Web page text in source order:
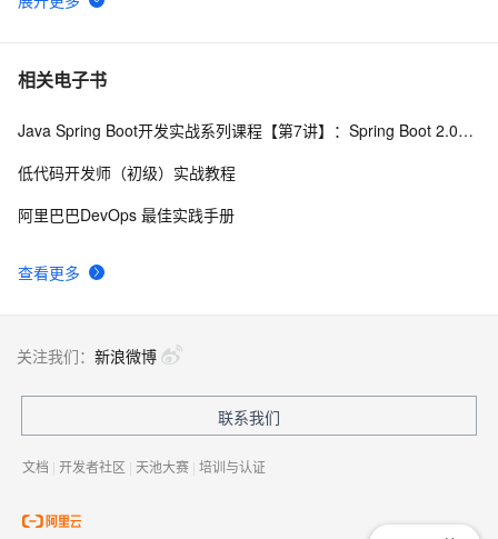
6 [ASP]GetRows的用法详解！
7 asp: AJAX Database
8 使用SSM框架搭建Web服务器实现登录功能
8588
相关电子书
查看更多
Java Spring Boot开发实战系列课程【第7讲】：Spring Boot 2.0安全机制与MVC身份验证实战(Java面试题)
低代码开发师（初级）实战教程
阿里巴巴DevOps 最佳实践手册
关注我们： 新浪微博
联系我们
文档 | 开发者社区 | 天池大赛 | 培训与认证